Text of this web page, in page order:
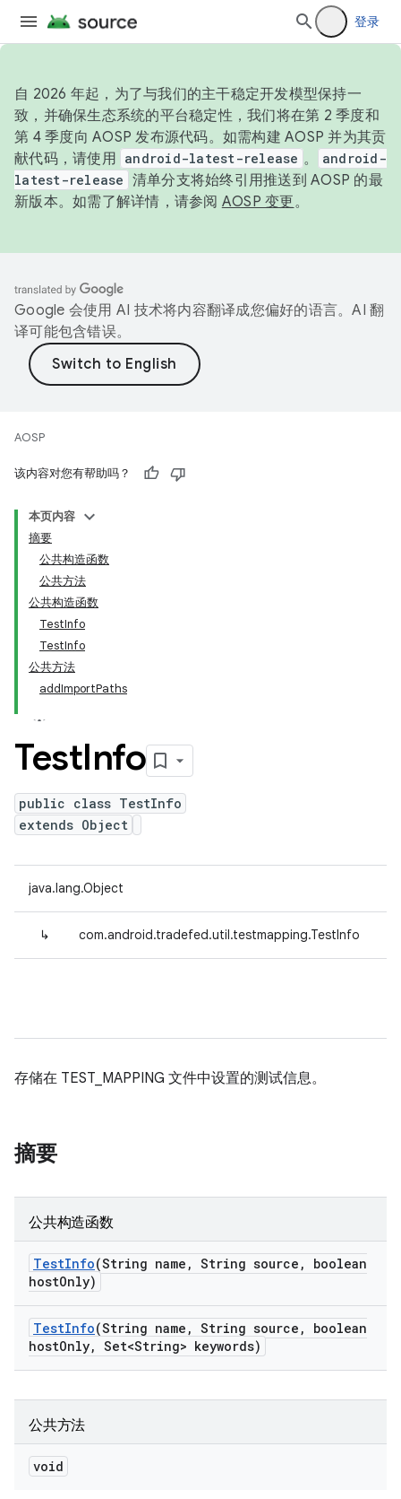
登录
自 2026 年起，为了与我们的主干稳定开发模型保持一
致，并确保生态系统的平台稳定性，我们将在第 2 季度和
第 4 季度向 AOSP 发布源代码。如需构建 AOSP 并为其贡
献代码，请使用 android-latest-release 。
android-
latest-release 清单分支将始终引用推送到 AOSP 的最
新版本。如需了解详情，请参阅 AOSP 变更。
Google 会使用 AI 技术将内容翻译成您偏好的语言。AI 翻
译可能包含错误。
AOSP
该内容对您有帮助吗？
本页内容
摘要
公共构造函数
公共方法
公共构造函数
TestInfo
TestInfo
公共方法
addImportPaths
TestInfo
public class TestInfo
extends Object
java.lang.Object
↳ com.android.tradefed.util.testmapping.TestInfo
存储在 TEST_MAPPING 文件中设置的测试信息。
摘要
公共构造函数
TestInfo(String name , String source ,
boolean
hostOnly)
TestInfo(String name , String source ,
boolean
hostOnly, Set<String> keywords)
公共方法
void